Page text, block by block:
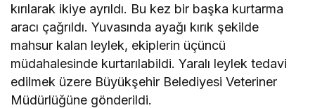
kırılarak ikiye ayrıldı. Bu kez bir başka kurtarma
aracı çağrıldı. Yuvasında ayağı kırık şekilde
mahsur kalan leylek, ekiplerin üçüncü
müdahalesinde kurtarılabildi. Yaralı leylek tedavi
edilmek üzere Büyükşehir Belediyesi Veteriner
Müdürlüğüne gönderildi.